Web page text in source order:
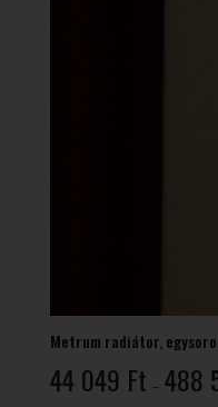
Metrum radiátor,
44 049 Ft – 488